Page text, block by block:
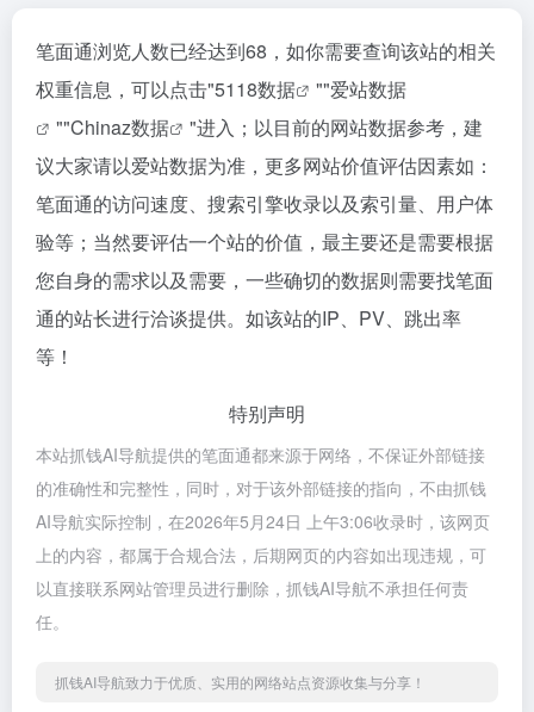
笔面通浏览人数已经达到68，如你需要查询该站的相关
权重信息，可以点击"5118数据 ""爱站数据
""Chinaz数据
"进入；以目前的网站数据参考，建
议大家请以爱站数据为准，更多网站价值评估因素如：
笔面通的访问速度、搜索引擎收录以及索引量、用户体
验等；当然要评估一个站的价值，最主要还是需要根据
您自身的需求以及需要，一些确切的数据则需要找笔面
通的站长进行洽谈提供。如该站的IP、PV、跳出率
等！
特别声明
本站抓钱AI导航提供的笔面通都来源于网络，不保证外部链接
的准确性和完整性，同时，对于该外部链接的指向，不由抓钱
AI导航实际控制，在2026年5月24日 上午3:06收录时，该网页
上的内容，都属于合规合法，后期网页的内容如出现违规，可
以直接联系网站管理员进行删除，抓钱AI导航不承担任何责
任。
抓钱AI导航致力于优质、实用的网络站点资源收集与分享！